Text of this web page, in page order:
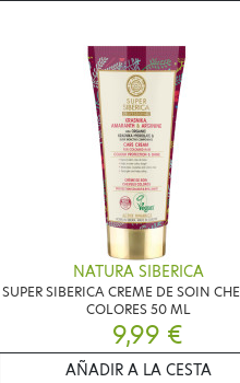
NATURA SIBERICA
SUPER SIBERICA CREME DE SOIN
COLORES 50 ML
9,99 €
AÑADIR A LA CESTA